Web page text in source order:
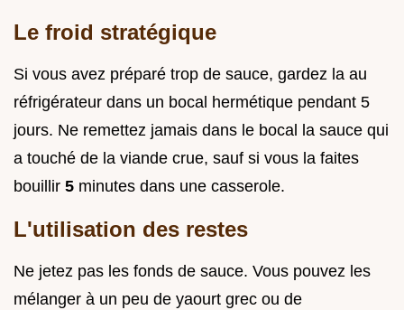
Le froid stratégique
Si vous avez préparé trop de sauce, gardez la au
réfrigérateur dans un bocal hermétique pendant 5
jours. Ne remettez jamais dans le bocal la sauce qui
a touché de la viande crue, sauf si vous la faites
bouillir 5 minutes dans une casserole.
L'utilisation des restes
Ne jetez pas les fonds de sauce. Vous pouvez les
mélanger à un peu de yaourt grec ou de